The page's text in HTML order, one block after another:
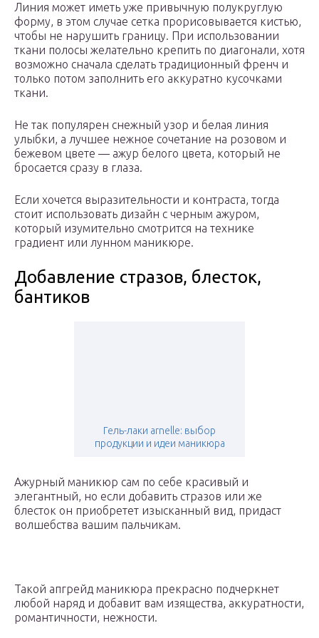
Линия может иметь уже привычную полукруглую
форму, в этом случае сетка прорисовывается кистью,
чтобы не нарушить границу. При использовании
ткани полосы желательно крепить по диагонали, хотя
возможно сначала сделать традиционный френч и
только потом заполнить его аккуратно кусочками
ткани.
Не так популярен снежный узор и белая линия
улыбки, а лучшее нежное сочетание на розовом и
бежевом цвете — ажур белого цвета, который не
бросается сразу в глаза.
Если хочется выразительности и контраста, тогда
стоит использовать дизайн с черным ажуром,
который изумительно смотрится на технике
градиент или лунном маникюре.
Добавление стразов, блесток,
бантиков
Гель-лаки arnelle: выбор
продукции и идеи маникюра
Ажурный маникюр сам по себе красивый и
элегантный, но если добавить стразов или же
блесток он приобретет изысканный вид, придаст
волшебства вашим пальчикам.
Такой апгрейд маникюра прекрасно подчеркнет
любой наряд и добавит вам изящества, аккуратности,
романтичности, нежности.